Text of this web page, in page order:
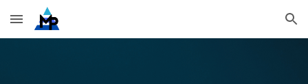
Skip to main content Skip to navigation